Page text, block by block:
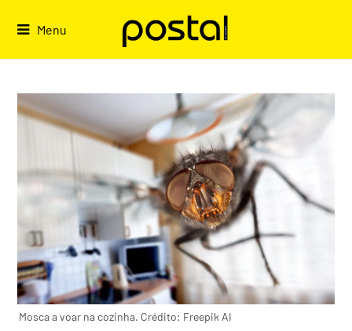
Menu
Mosca a voar na cozinha. Crédito: Freepik AI